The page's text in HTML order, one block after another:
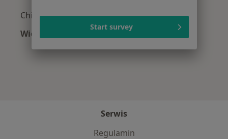
Chirurdzy z Świat Zdrowia w Krakowie
Więcej (13)
Serwis
Regulamin
Start survey